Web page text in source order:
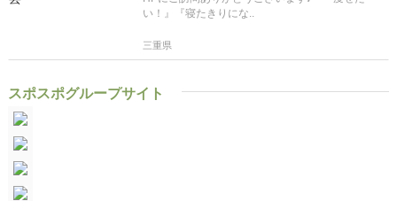
い！』『寝たきりにな..
三重県
スポスポグループサイト